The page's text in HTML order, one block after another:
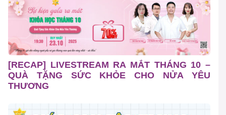
[RECAP] LIVESTREAM RA MẮT THÁNG 10 –
QUÀ TẶNG SỨC KHỎE CHO NỬA YÊU
THƯƠNG